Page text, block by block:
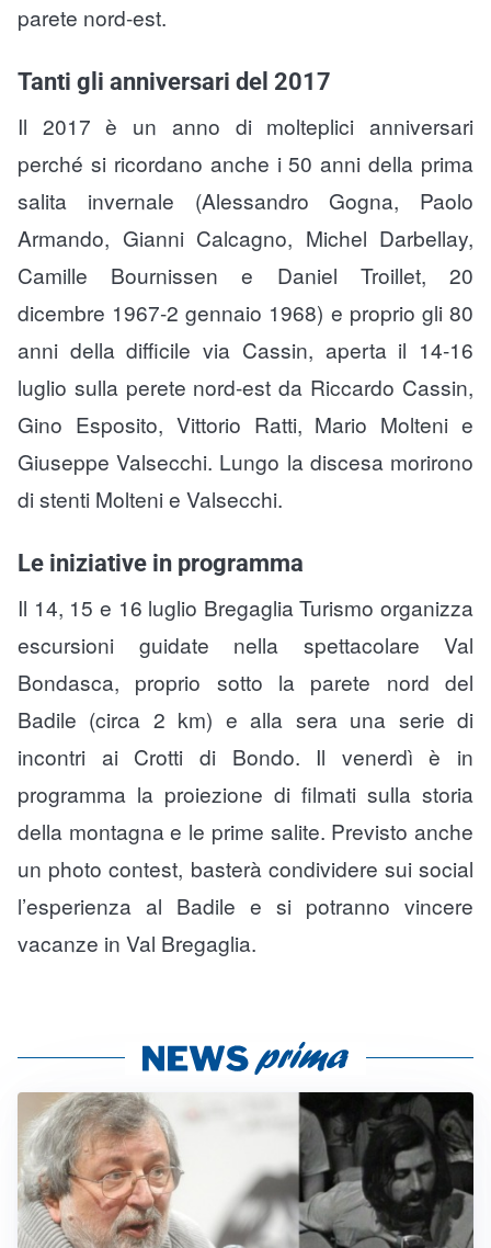
parete nord-est.
Tanti gli anniversari del 2017
Il 2017 è un anno di molteplici anniversari
perché si ricordano anche i 50 anni della prima
salita invernale (Alessandro Gogna, Paolo
Armando, Gianni Calcagno, Michel Darbellay,
Camille Bournissen e Daniel Troillet, 20
dicembre 1967-2 gennaio 1968) e proprio gli 80
anni della difficile via Cassin, aperta il 14-16
luglio sulla perete nord-est da Riccardo Cassin,
Gino Esposito, Vittorio Ratti, Mario Molteni e
Giuseppe Valsecchi. Lungo la discesa morirono
di stenti Molteni e Valsecchi.
Le iniziative in programma
Il 14, 15 e 16 luglio Bregaglia Turismo organizza
escursioni guidate nella spettacolare Val
Bondasca, proprio sotto la parete nord del
Badile (circa 2 km) e alla sera una serie di
incontri ai Crotti di Bondo. Il venerdì è in
programma la proiezione di filmati sulla storia
della montagna e le prime salite. Previsto anche
un photo contest, basterà condividere sui social
l’esperienza al Badile e si potranno vincere
vacanze in Val Bregaglia.